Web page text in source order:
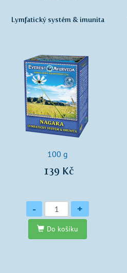
Lymfatický systém & imunita
100 g
139 Kč
Množství
- +
Do košíku